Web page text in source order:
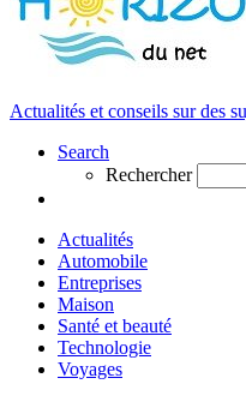
Actualités et conseils sur des
Search
Rechercher
Actualités
Automobile
Entreprises
Maison
Santé et beauté
Technologie
Voyages